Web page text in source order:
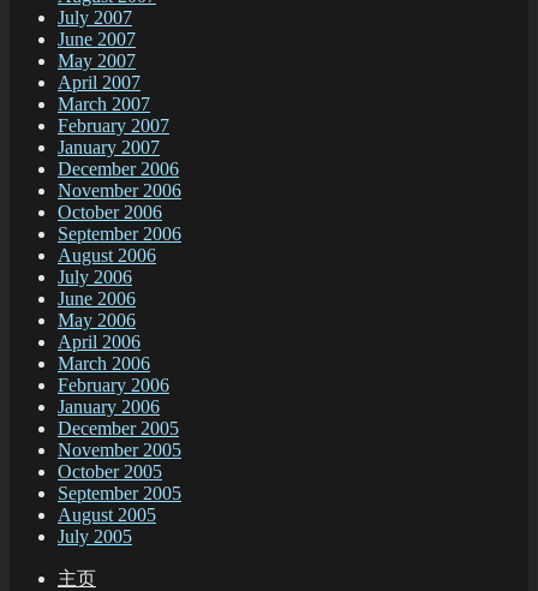
July 2007
June 2007
May 2007
April 2007
March 2007
February 2007
January 2007
December 2006
November 2006
October 2006
September 2006
August 2006
July 2006
June 2006
May 2006
April 2006
March 2006
February 2006
January 2006
December 2005
November 2005
October 2005
September 2005
August 2005
July 2005
主页